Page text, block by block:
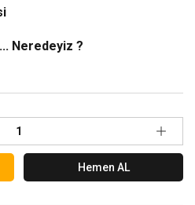
Neredeyiz ?
Hemen AL